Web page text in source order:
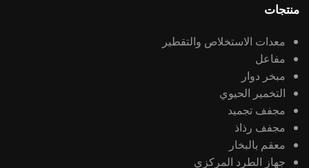
منتجات
معدات الاستخلاص والتقطير
مفاعل
مبخر دوار
التخمير الحيوي
مجفف تجميد
مجفف رذاذ
معقم بالبخار
جهاز الطرد المركزي